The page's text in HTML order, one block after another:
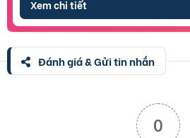
Xem chi tiết
Đánh giá & Gửi tin nhắn
0